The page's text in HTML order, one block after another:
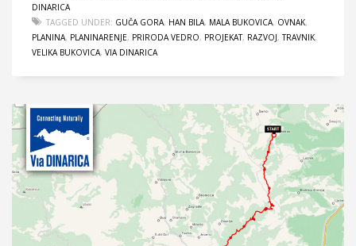
DINARICA
TAGGED UNDER: GUČA GORA, HAN BILA, MALA BUKOVICA, OVNAK,
PLANINA, PLANINARENJE, PRIRODA VEDRO, PROJEKAT, RAZVOJ,TRAVNIK,
VELIKA BUKOVICA, VIA DINARICA